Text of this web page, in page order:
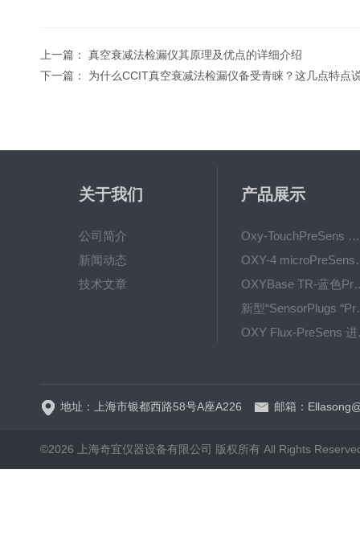
上一篇： 真空衰减法检漏仪其原理及优点的详细介绍
下一篇： 为什么CCIT真空衰减法检漏仪备受青睐？这几点特点
关于我们
公司简介
新闻动态
技术文章
产品展示
Oxy-TouchPreSens 氧分析仪 多孔培养容器监测
OXY-4
OXYBase TR-蓝色
新型
地址：上海市银都西路58号A座A226 邮箱：
©2026 上海奇宜仪器设备有限公司 版权所有 All Rights